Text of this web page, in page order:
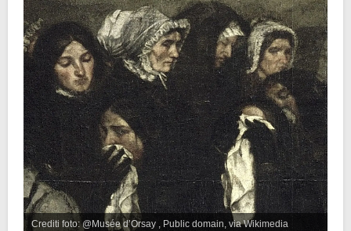
Crediti foto: @Musée d’Orsay , Public domain, via Wikimedia